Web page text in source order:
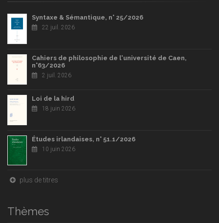
Syntaxe & Sémantique, n° 25/2026
22 juil. 2026
Cahiers de philosophie de l'université de Caen,
n°63/2026
2 juil. 2026
Loi de la hird
18 juin 2026
Études irlandaises, n° 51.1/2026
10 juin 2026
plus de titres
Thèmes